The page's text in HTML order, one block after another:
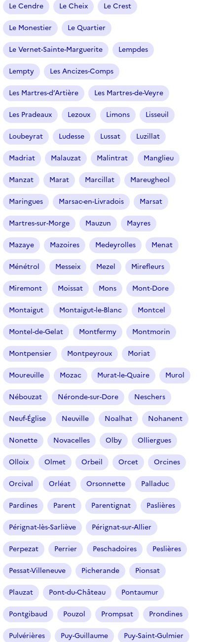
Le Cendre Le Cheix Le Crest
Le Monestier Le Quartier
Le Vernet-Sainte-Marguerite Lempdes
Lempty Les Ancizes-Comps
Les Martres-d’Artière Les Martres-de-Veyre
Les Pradeaux Lezoux Limons Lisseuil
Loubeyrat Ludesse Lussat Luzillat
Madriat Malauzat Malintrat Manglieu
Manzat Marat Marcillat Mareugheol
Maringues Marsac-en-Livradois Marsat
Martres-sur-Morge Mauzun Mayres
Mazaye Mazoires Medeyrolles Menat
Ménétrol Messeix Mezel Mirefleurs
Miremont Moissat Mons Mont-Dore
Montaigut Montaigut-le-Blanc Montcel
Montel-de-Gelat Montfermy Montmorin
Montpensier Montpeyroux Moriat
Moureuille Mozac Murat-le-Quaire Murol
Nébouzat Néronde-sur-Dore Neschers
Neuf-Église Neuville Noalhat Nohanent
Nonette Novacelles Olby Olliergues
Olloix Olmet Orbeil Orcet Orcines
Orcival Orléat Orsonnette Palladuc
Pardines Parent Parentignat Paslières
Pérignat-lès-Sarliève Pérignat-sur-Allier
Perpezat Perrier Peschadoires Peslières
Pessat-Villeneuve Picherande Pionsat
Plauzat Pont-du-Château Pontaumur
Pontgibaud Pouzol Prompsat Prondines
Pulvérières Puy-Guillaume Puy-Saint-Gulmier